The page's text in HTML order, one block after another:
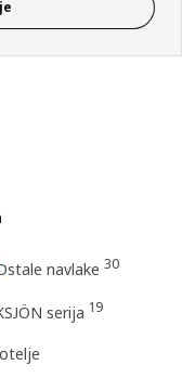
navlake 30
serija 19